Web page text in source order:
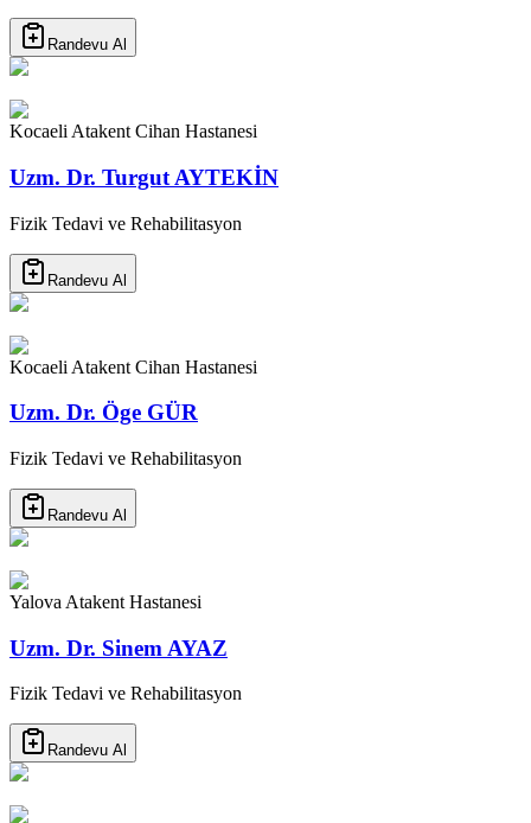
Randevu Al
Kocaeli Atakent Cihan Hastanesi
Uzm. Dr. Turgut AYTEKİN
Fizik Tedavi ve Rehabilitasyon
Randevu Al
Kocaeli Atakent Cihan Hastanesi
Uzm. Dr. Öge GÜR
Fizik Tedavi ve Rehabilitasyon
Randevu Al
Yalova Atakent Hastanesi
Uzm. Dr. Sinem AYAZ
Fizik Tedavi ve Rehabilitasyon
Randevu Al